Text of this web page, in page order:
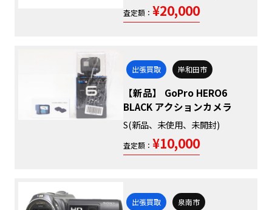
査定額： ¥20,000
出張買取 岸和田市
【新品】 GoPro HERO6
BLACK アクションカメラ
S(新品、未使用、未開封)
査定額： ¥10,000
出張買取 泉南市